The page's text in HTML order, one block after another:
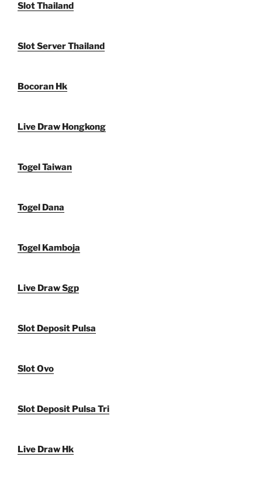
Slot Thailand
Slot Server Thailand
Bocoran Hk
Live Draw Hongkong
Togel Taiwan
Togel Dana
Togel Kamboja
Live Draw Sgp
Slot Deposit Pulsa
Slot Ovo
Slot Deposit Pulsa Tri
Live Draw Hk